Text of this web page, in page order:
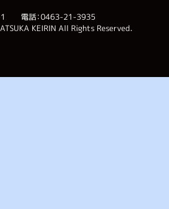
1 電話：0463-21-3935
KEIRIN All Rights Reserved.